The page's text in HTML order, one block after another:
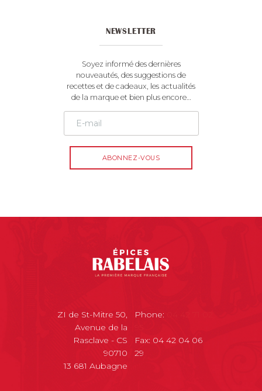
NEWSLETTER
Soyez informé des dernières
nouveautés, des suggestions de
recettes et de cadeaux, les actualités
de la marque et bien plus encore…
Phone:
Fax: 04 42 04 06
29
ZI de St-Mitre 50,
Avenue de la
Rasclave - CS
90710
13 681 Aubagne